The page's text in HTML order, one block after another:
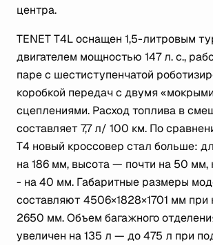
центра.
TENET T4L оснащен 1,5-литровым
двигателем мощностью 147 л. с.,
паре с шестиступенчатой
коробкой передач с двумя
сцеплениями. Расход топлива в
составляет 7,7 л/ 100 км. По
T4 новый кроссовер стал больше:
на 186 мм, высота — почти на 50 мм,
- на 40 мм. Габаритные размеры
составляют 4506×1828×1701 мм при
2650 мм. Объем багажного
увеличен на 135 л — до 475 л при